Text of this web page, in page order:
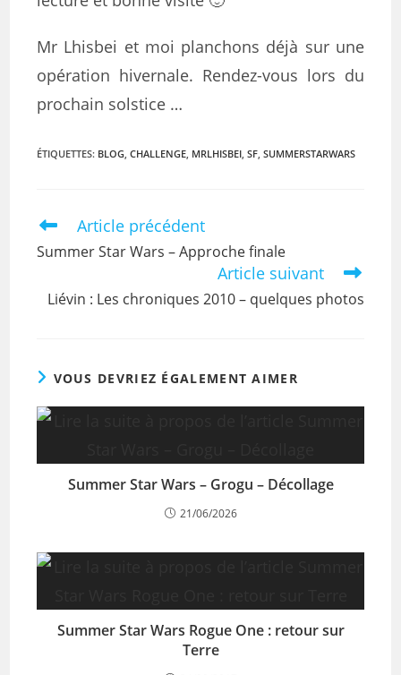
Mr Lhisbei et moi planchons déjà sur une
opération hivernale. Rendez-vous lors du
prochain solstice …
ÉTIQUETTES: BLOG, CHALLENGE, MRLHISBEI, SF, SUMMERSTARWARS
Article précédent
Summer Star Wars – Approche finale
Article suivant
Liévin : Les chroniques 2010 – quelques photos
VOUS DEVRIEZ ÉGALEMENT AIMER
Summer Star Wars – Grogu – Décollage
21/06/2026
Summer Star Wars Rogue One : retour sur
Terre